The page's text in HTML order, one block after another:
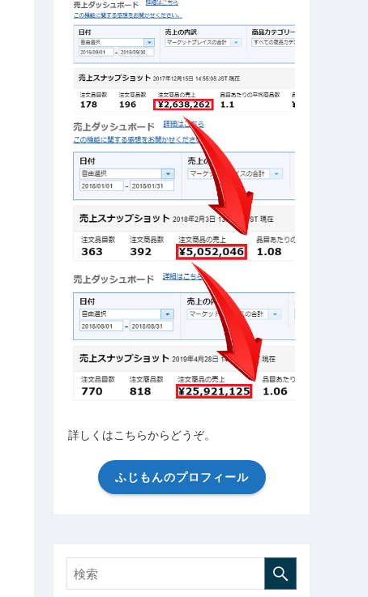
詳しくはこちらからどうぞ。
ふじもんのプロフィール